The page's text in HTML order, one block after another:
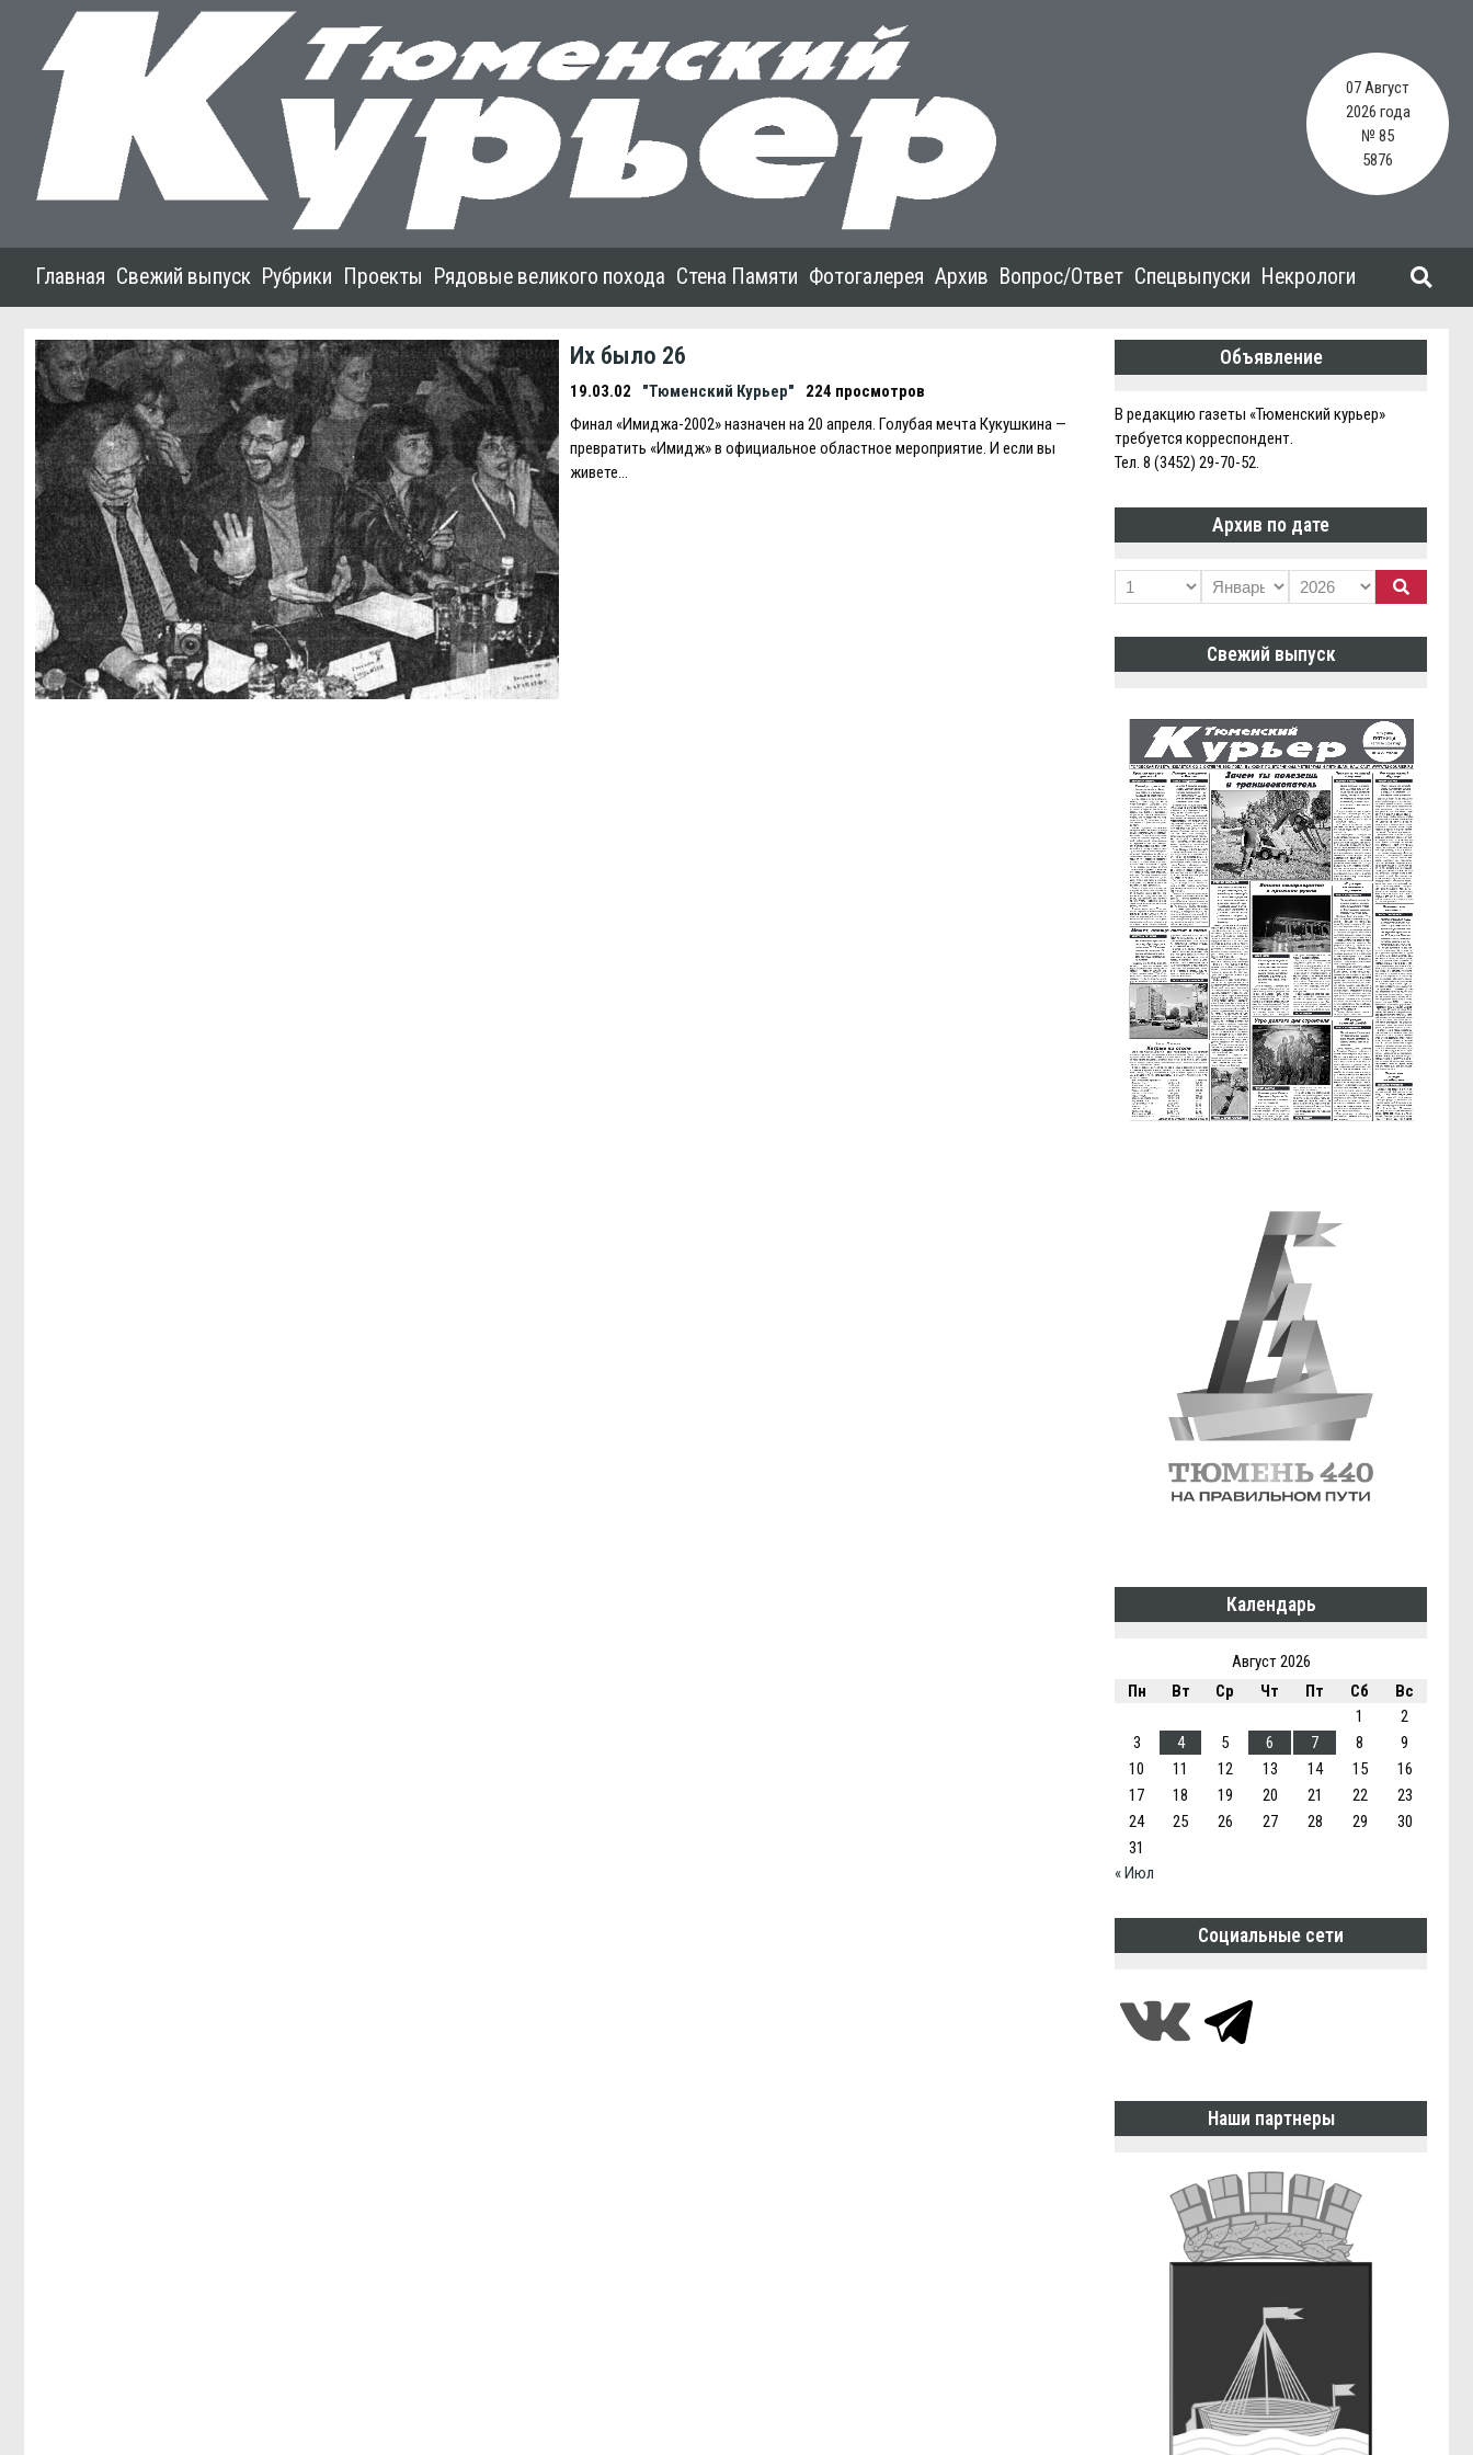
07 Август
2026 года
№ 85
5876
Главная Свежий выпуск Рубрики Проекты Рядовые великого похода Стена Памяти Фотогалерея Архив Вопрос/Ответ Спецвыпуски Некрологи
Их было 26
19.03.02 "Тюменский Курьер"
224 просмотров
Финал «Имиджа-2002» назначен на 20 апреля. Голубая мечта Кукушкина —
превратить «Имидж» в официальное областное мероприятие. И если вы
живете…
Объявление
В редакцию газеты «Тюменский курьер»
требуется корреспондент.
Тел. 8 (3452) 29-70-52.
Архив по дате
Свежий выпуск
Календарь
Август 2026
Пн
Вт Ср Чт Пт Сб
Вс
1
2
3
4 5 6 7 8
9
10
11 12 13 14 15
16
17
18 19 20 21 22
23
24
25 26 27 28 29
30
31
« Июл
Социальные сети
Наши партнеры